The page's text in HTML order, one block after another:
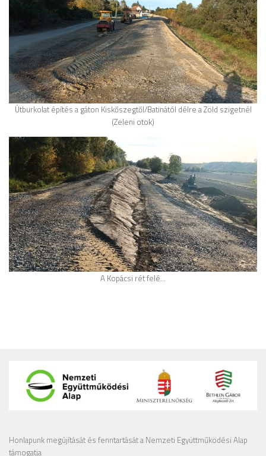
Útburkolat építés a gáton Kiskőszegtől/Batinától délre a Zöld szigetnél
(Zeleni otok)
A Kopácsi rét felé…
Honlapunk megújítását és fenntartását a Nemzeti Együttműködési Alap
támogatja